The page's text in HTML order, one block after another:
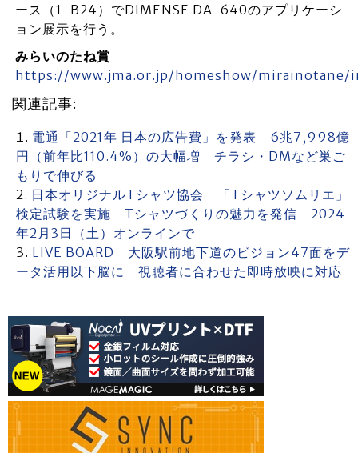
ース（1-B24）でDIMENSE DA-640のアプリケーシ
ョン展示を行う。
みらいのたね賞
https://www.jma.or.jp/homeshow/mirainotane/
関連記事:
電通「2021年 日本の広告費」を発表 6兆7,998億
円（前年比110.4%）の大幅増 チラシ・DMなど巣ご
もりで伸びる
日本オリジナルTシャツ協会 「Tシャツソムリエ」
検定試験を実施 Tシャツづくりの魅力を発信 2024
年2月3日（土）オンラインで
LIVE BOARD 大阪駅前地下道のビジョン47面をデ
ータ活用以下脳に 視聴者に合わせた即時放映に対応